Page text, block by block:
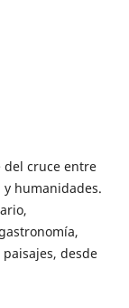
del cruce entre
y humanidades.
desde